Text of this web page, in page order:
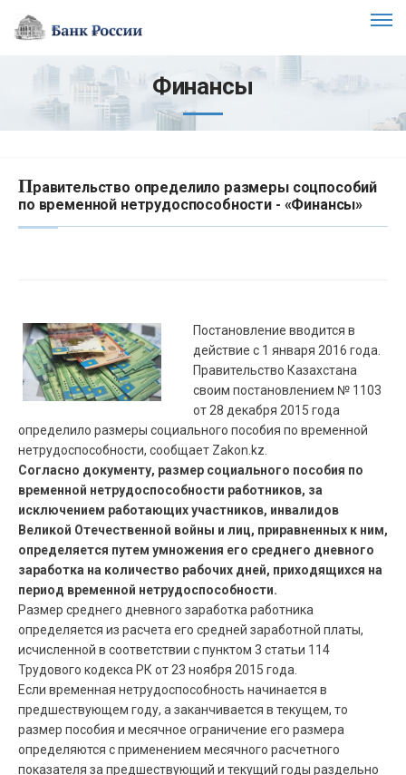
Финансы
Правительство определило размеры соцпособий
по временной нетрудоспособности - «Финансы»
Постановление вводится в
действие с 1 января 2016 года.
Правительство Казахстана
своим постановлением № 1103
от 28 декабря 2015 года
определило размеры социального пособия по временной
нетрудоспособности, сообщает Zakon.kz.
Согласно документу, размер социального пособия по
временной нетрудоспособности работников, за
исключением работающих участников, инвалидов
Великой Отечественной войны и лиц, приравненных к ним,
определяется путем умножения его среднего дневного
заработка на количество рабочих дней, приходящихся на
период временной нетрудоспособности.
Размер среднего дневного заработка работника
определяется из расчета его средней заработной платы,
исчисленной в соответствии с пунктом 3 статьи 114
Трудового кодекса РК от 23 ноября 2015 года.
Если временная нетрудоспособность начинается в
предшествующем году, а заканчивается в текущем, то
размер пособия и месячное ограничение его размера
определяются с применением месячного расчетного
показателя за предшествующий и текущий годы раздельно